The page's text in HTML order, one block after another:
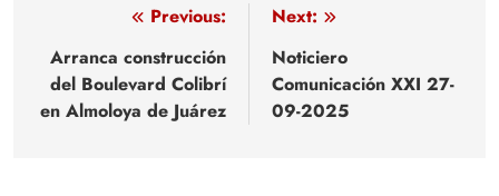
Navegación
de
entradas
Previous:
Arranca construcción
del Boulevard Colibrí
en Almoloya de Juárez
Next:
Noticiero
Comunicación XXI 27-
09-2025